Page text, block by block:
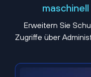
Erweitern Sie
Zugriffe über